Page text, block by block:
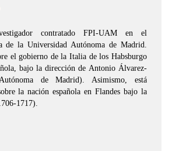
contratado FPI-UAM en el
de la Universidad Autónoma de Madrid.
el gobierno de la Italia de los Habsburgo
bajo la dirección de Antonio Álvarez-
de Madrid). Asimismo, está
la nación española en Flandes bajo la
1717).